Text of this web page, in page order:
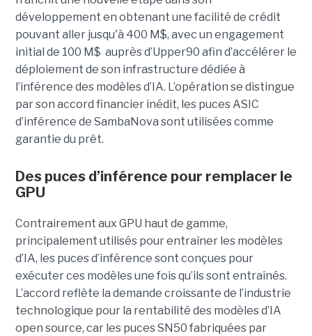
développement en obtenant une facilité de crédit
pouvant aller jusqu'à 400 M$, avec un engagement
initial de 100 M$ auprès d’Upper90 afin d’accélérer le
déploiement de son infrastructure dédiée à
l’inférence des modèles d’IA. L’opération se distingue
par son accord financier inédit, les puces ASIC
d’inférence de SambaNova sont utilisées comme
garantie du prêt.
Des puces d’inférence pour remplacer le
GPU
Contrairement aux GPU haut de gamme,
principalement utilisés pour entraîner les modèles
d’IA, les puces d’inférence sont conçues pour
exécuter ces modèles une fois qu’ils sont entraînés.
L’accord reflète la demande croissante de l’industrie
technologique pour la rentabilité des modèles d’IA
open source, car les puces SN50 fabriquées par